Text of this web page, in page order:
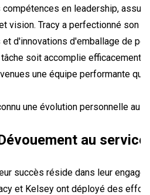
en leadership,
vision. Tracy a perfectionné son
d'innovations d'emballage de
soit accomplie efficacement
une équipe performante
une évolution personnelle au
au
succès réside dans leur
et Kelsey ont déployé des